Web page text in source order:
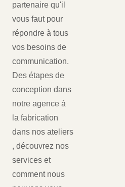
partenaire qu'il
vous faut pour
répondre à tous
vos besoins de
communication.
Des étapes de
conception dans
notre agence à
la fabrication
dans nos ateliers
, découvrez nos
services et
comment nous